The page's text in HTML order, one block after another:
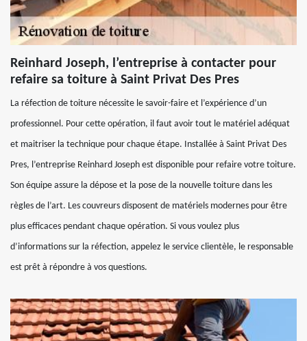
Reinhard Joseph, l’entreprise à contacter pour
refaire sa toiture à Saint Privat Des Pres
La réfection de toiture nécessite le savoir-faire et l’expérience d’un
professionnel. Pour cette opération, il faut avoir tout le matériel adéquat
et maitriser la technique pour chaque étape. Installée à Saint Privat Des
Pres, l’entreprise Reinhard Joseph est disponible pour refaire votre toiture.
Son équipe assure la dépose et la pose de la nouvelle toiture dans les
règles de l’art. Les couvreurs disposent de matériels modernes pour être
plus efficaces pendant chaque opération. Si vous voulez plus
d’informations sur la réfection, appelez le service clientèle, le responsable
est prêt à répondre à vos questions.